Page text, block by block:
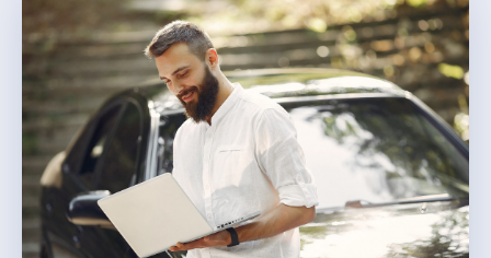
dēļ, bet vairāku mazu kļūdu dēļ, kas sakrājas kopā.